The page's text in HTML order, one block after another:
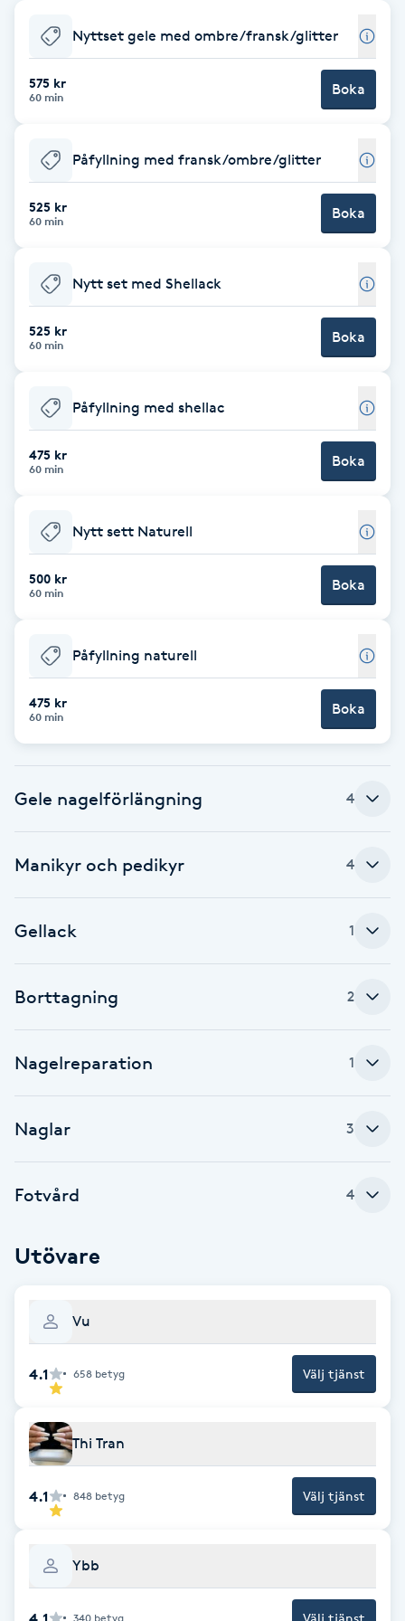
Babylights
Balayage
Barber
BIAB
Blowout
Brynfärgning
Brynplockning
Bröllopsuppsättning
C
Celluliter
Coachning
Color correction
Cryoterapi
Dermapen
Diamantslipning
Enzympeeling
Extensions borttagning
F
Faceliftmassage
Fet hårbotten
Fettreducering
Fibromassage
Fillers
Fotmassage
Nyttset gele med ombre/fransk/glitter
575 kr
60 min Boka
Påfyllning med fransk/ombre/glitter
525 kr
60 min Boka
Nytt set med Shellack
525 kr
60 min Boka
Påfyllning med shellac
475 kr
60 min Boka
Nytt sett Naturell
500 kr
60 min Boka
Påfyllning naturell
475 kr
60 min Boka
Gele nagelförlängning 4
Manikyr och pedikyr 4
Gellack 1
Borttagning 2
Nagelreparation 1
Naglar 3
Fotvård 4
Utövare
Vu
4.1 658 betyg Välj tjänst
Thi Tran
4.1 848 betyg Välj tjänst
Ybb
340 betyg Välj tjänst